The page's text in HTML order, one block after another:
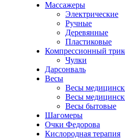
Массажеры
Электрические
Ручные
Деревянные
Пластиковые
Компрессионный
Чулки
Дарсонваль
Весы
Весы
Весы
Весы бытовые
Шагомеры
Очки Федорова
Кислородная терапия